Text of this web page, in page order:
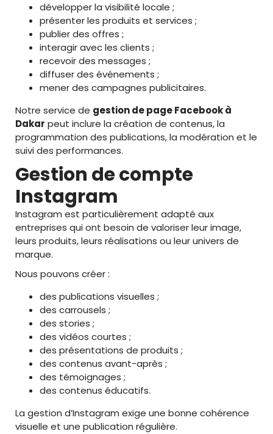
développer la visibilité locale ;
présenter les produits et services ;
publier des offres ;
interagir avec les clients ;
recevoir des messages ;
diffuser des événements ;
mener des campagnes publicitaires.
Notre service de gestion de page Facebook à
Dakar peut inclure la création de contenus, la
programmation des publications, la modération et le
suivi des performances.
Gestion de compte
Instagram
Instagram est particulièrement adapté aux
entreprises qui ont besoin de valoriser leur image,
leurs produits, leurs réalisations ou leur univers de
marque.
Nous pouvons créer :
des publications visuelles ;
des carrousels ;
des stories ;
des vidéos courtes ;
des présentations de produits ;
des contenus avant-après ;
des témoignages ;
des contenus éducatifs.
La gestion d’Instagram exige une bonne cohérence
visuelle et une publication régulière.